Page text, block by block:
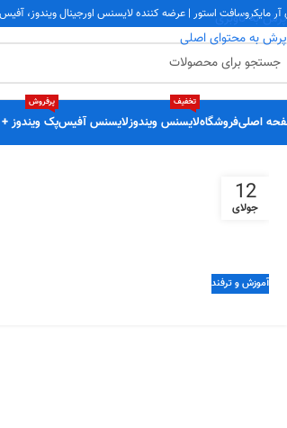
پرش به ناوبری
پرش به محتوای اصلی
آر مایکروسافت استور | عرضه کننده لایسنس اورجینال ویندوز،
اصلیفروشگاهلایسنس ویندوز
تخفیف
لایسنس آفیسپک ویندوز
پرفروش
12
جولای
آموزش و ترفند